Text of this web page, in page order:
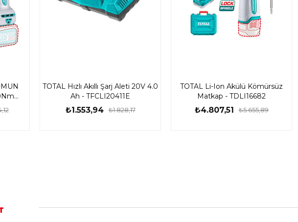
TOTAL Hızlı Akıllı Şarj Aleti 20V 4.0
Ah - TFCLI20411E
₺1.553,94 ₺1.828,17
TOTAL Li-Ion Akülü Kömürsüz
Matkap - TDLI16682
₺4.807,51 ₺5.655,89